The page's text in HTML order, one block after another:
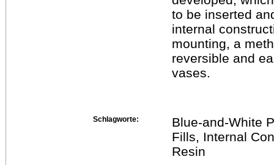
to be inserted
internal
mounting, a
reversible and
vases.
Schlagworte:
Blue-and-White
Fills, Internal
Resin